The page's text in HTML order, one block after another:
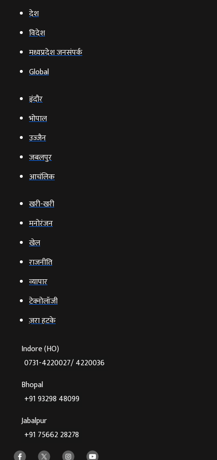
देश
विदेश
मध्यप्रदेश जनसंपर्क
Global
इंदौर
भोपाल
उज्‍जैन
जबलपुर
आचंलिक
खरी-खरी
मनोरंजन
खेल
राजनीति
व्‍यापार
टेक्‍नोलॉजी
ज़रा हटके
Indore (HO)
0731-4220027/ 4220036
Bhopal
+91 93298 48099
Jabalpur
+91 75662 28278